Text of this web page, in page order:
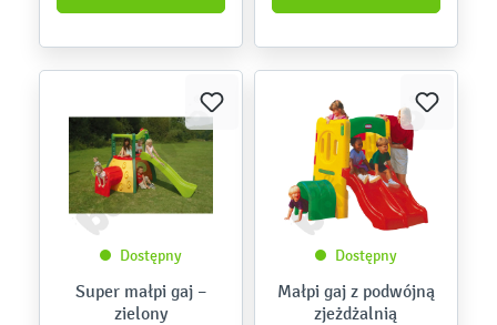
Dostępny
Super małpi gaj –
zielony
Dostępny
Małpi gaj z podwójną
zjeżdżalnią